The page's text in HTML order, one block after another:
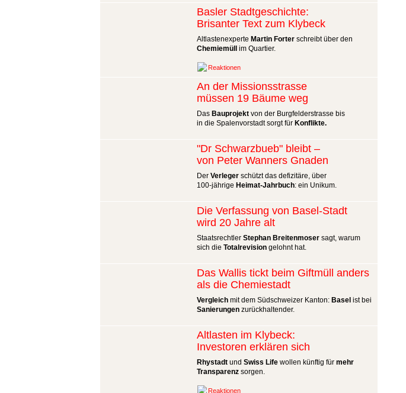
Basler Stadtgeschichte:
Brisanter Text zum Klybeck
Altlastenexperte Martin Forter schreibt über den
Chemiemüll
im Quartier.
Reaktionen
An der Missionsstrasse
müssen 19 Bäume weg
Das Bauprojekt von der Burgfelderstrasse bis
in die Spalenvorstadt sorgt für Konflikte.
"Dr Schwarzbueb" bleibt –
von Peter Wanners Gnaden
Der Verleger schützt das defizitäre, über
100-jährige Heimat-Jahrbuch: ein Unikum.
Die Verfassung von Basel-Stadt
wird 20 Jahre alt
Staatsrechtler Stephan Breitenmoser sagt, warum
sich die Totalrevision gelohnt hat.
Das Wallis tickt beim Giftmüll anders
als die Chemiestadt
Vergleich mit dem Südschweizer Kanton: Basel ist bei
Sanierungen zurückhaltender.
Altlasten im Klybeck:
Investoren erklären sich
Rhystadt und Swiss Life wollen künftig für mehr
Transparenz sorgen.
Reaktionen